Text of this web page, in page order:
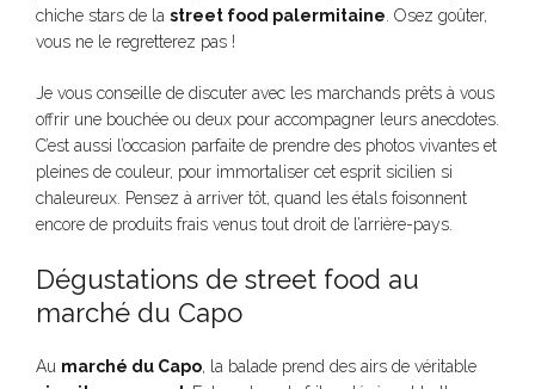
chiche stars de la street food palermitaine . Osez goûter,
vous ne le regretterez pas !
Je vous conseille de discuter avec les marchands prêts à vous
offrir une bouchée ou deux pour accompagner leurs anecdotes.
C’est aussi l’occasion parfaite de prendre des photos vivantes et
pleines de couleur, pour immortaliser cet esprit sicilien si
chaleureux. Pensez à arriver tôt, quand les étals foisonnent
encore de produits frais venus tout droit de l’arrière-pays.
Dégustations de street food au
marché du Capo
Au marché du Capo, la balade prend des airs de véritable